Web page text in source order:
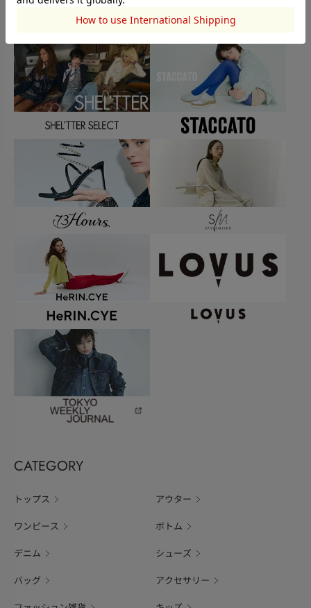
CATEGORY
トップス アウター
ワンピース ボトム
デニム シューズ
バッグ アクセサリー